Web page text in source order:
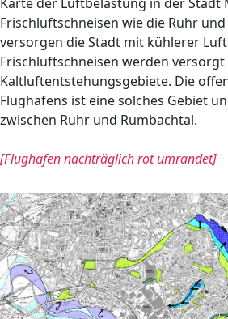
Frischluftschneisen wie die Ruhr
versorgen die Stadt mit kühlerer
Frischluftschneisen werden
Kaltluftentstehungsgebiete. Die
Flughafens ist eine solches Gebiet
zwischen Ruhr und Rumbachtal.
[Flughafen nachträglich rot umrandet]